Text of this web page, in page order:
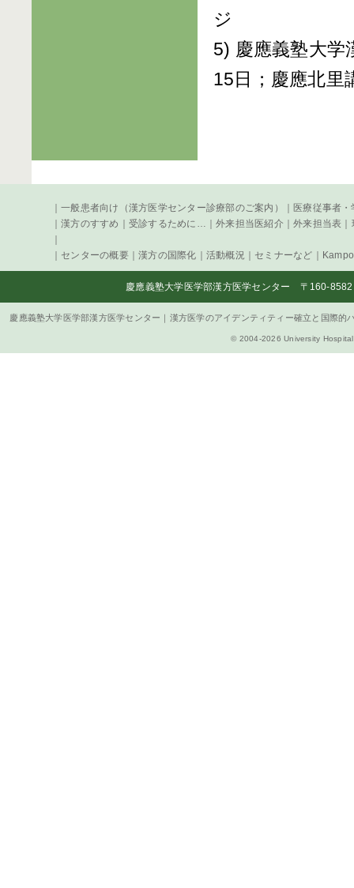
ジ
5) 慶應義塾大学
15日；慶應北里
｜一般患者向け（漢方医学センター診療部のご案内）
医療従事者
｜漢方のすすめ 受診するために… ｜外来担当医紹介｜外来担当表
センターの概要｜漢方の国際化 活動概況｜ セミナーなど
慶應義塾大学医学部漢方医学センター 〒160-
慶應義塾大学医学部漢方医学センター｜漢方医学のアイデンティティー確立と国際
© 2004-2026 University